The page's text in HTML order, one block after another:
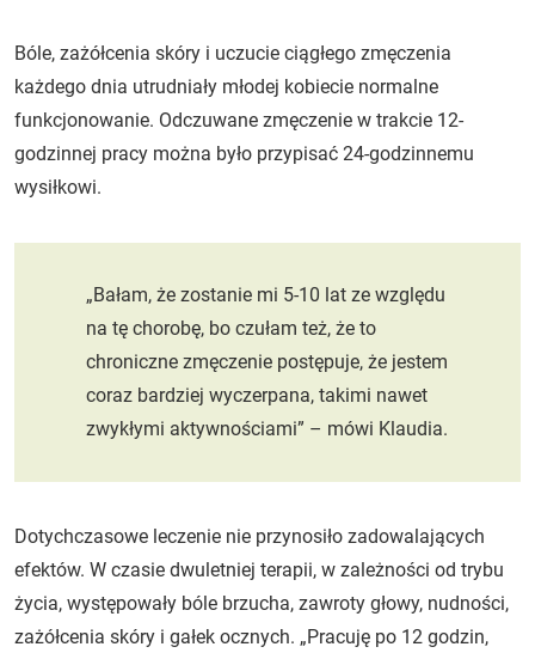
Bóle, zażółcenia skóry i uczucie ciągłego zmęczenia
każdego dnia utrudniały młodej kobiecie normalne
funkcjonowanie. Odczuwane zmęczenie w trakcie 12-
godzinnej pracy można było przypisać 24-godzinnemu
wysiłkowi.
„Bałam, że zostanie mi 5-10 lat ze względu
na tę chorobę, bo czułam też, że to
chroniczne zmęczenie postępuje, że jestem
coraz bardziej wyczerpana, takimi nawet
zwykłymi aktywnościami” – mówi Klaudia.
Dotychczasowe leczenie nie przynosiło zadowalających
efektów. W czasie dwuletniej terapii, w zależności od trybu
życia, występowały bóle brzucha, zawroty głowy, nudności,
zażółcenia skóry i gałek ocznych. „Pracuję po 12 godzin,